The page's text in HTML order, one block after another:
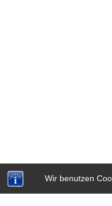
Wir benutzen